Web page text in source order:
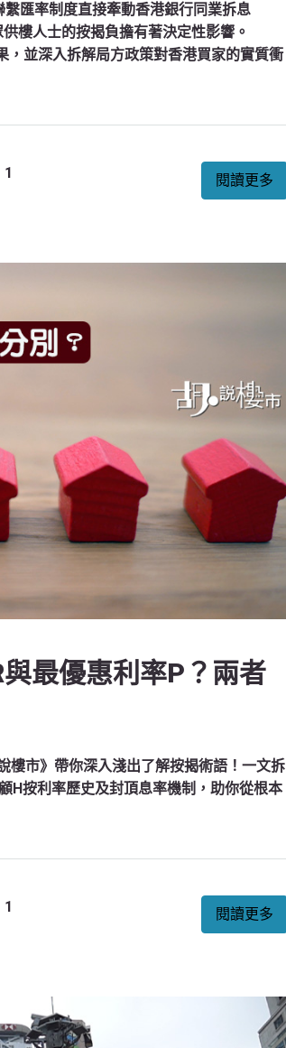
匯率制度直接牽動香港銀行同業拆息
樓人士的按揭負擔有著決定性影響。
，並深入拆解局方政策對香港買家的實質衝
1 閱讀更多
與最優惠利率P？兩者
市》帶你深入淺出了解按揭術語！一文拆
H按利率歷史及封頂息率機制，助你從根本
1 閱讀更多